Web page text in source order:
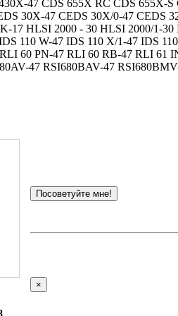
47 CDS 655X RC CDS
30X-47 CEDS 30X/0-47
17 HLSI 2000 - 30 HLSI 2000/1-
110 W-47 IDS 110 X/1-47 IDS
60 PN-47 RLI 60 RB-47 RLI
47 RSI680BAV-47
Посоветуйте мне!
×